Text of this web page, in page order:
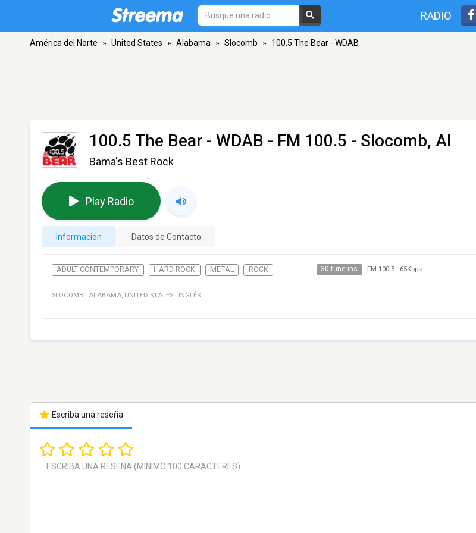
RADIO
América del Norte » United States » Alabama » Slocomb » 100.5 The Bear - WDAB
100.5 The Bear - WDAB - FM 100.5 - Slocomb, Al
Bama's Best Rock
Play Radio
Información Datos de Contacto
ADULT CONTEMPORARY HARD ROCK METAL ROCK 30 tune ins FM 100.5- 65Kbps
SLOCOMB · ALABAMA, UNITED STATES · INGLÉS
Escriba una reseña